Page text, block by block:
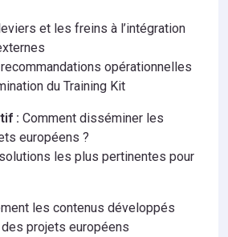
et les freins à l’intégration
opérationnelles
du Training Kit
: Comment disséminer les
européens ?
les plus pertinentes pour
les contenus développés
projets européens